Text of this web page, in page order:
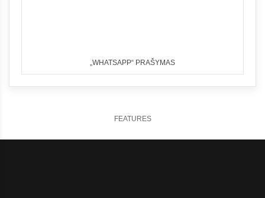
„WHATSAPP“ PRAŠYMAS
FEATURES